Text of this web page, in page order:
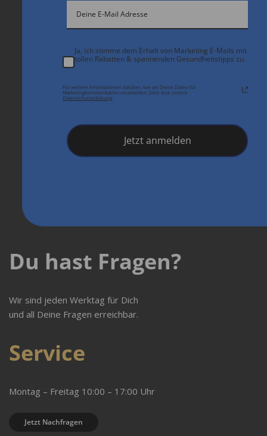
Du hast Fragen?
Wir sind jeden Werktag für Dich
und all Deine Fragen erreichbar.
Service
Montag – Freitag 10:00 – 17:00 Uhr
Jetzt Nachfragen
Ja, ich stimme dem Erhalt von Marketing E-Mails mit
tollen Rabatten & spannenden Gesundheitstipps zu.
Für weitere Informationen darüber, wie wir Deine Daten für
Marketingkommunikation verarbeiten, bitte lese unsere
Datenschutzerklärung
Jetzt anmelden